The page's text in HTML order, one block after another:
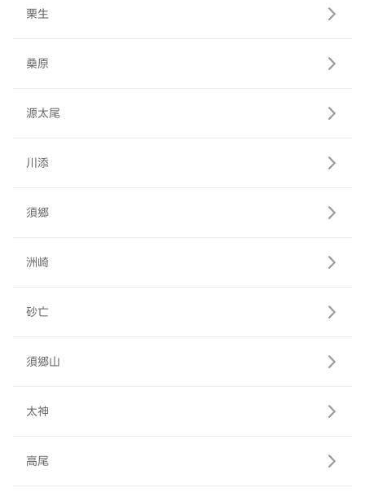
栗生
桑原
源太尾
川添
須郷
洲崎
砂亡
須郷山
太神
高尾